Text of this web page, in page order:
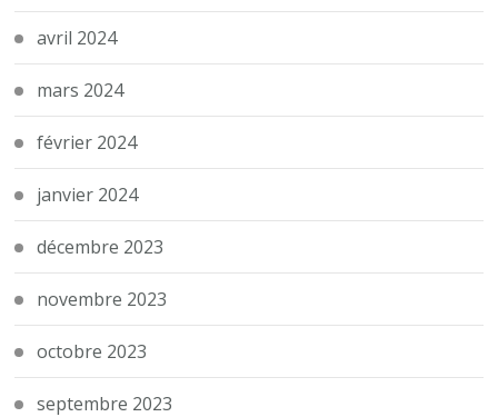
avril 2024
mars 2024
février 2024
janvier 2024
décembre 2023
novembre 2023
octobre 2023
septembre 2023